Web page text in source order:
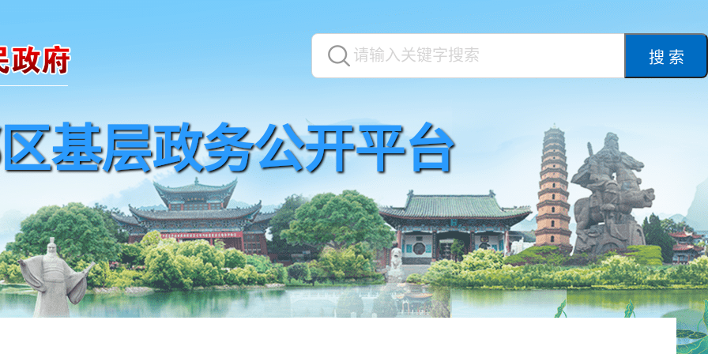
搜 索
基层政务公开平台